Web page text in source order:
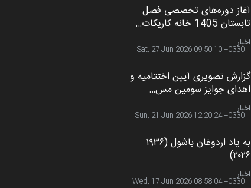
آغاز دوره‌های تخصصی فصل
تابستان 1405 خانه کاریکات…
اخبار
Sat, 27 Jun 2026 09:50:10 +0330
گزارش تصویری آیین اختتامیه و
اهدای جوایز سومین مس…
اخبار
Sun, 21 Jun 2026 12:20:24 +0330
به یاد اردوغان باشول (۱۹۳۶–
۲۰۲۶)
اخبار
Wed, 17 Jun 2026 08:58:04 +0330